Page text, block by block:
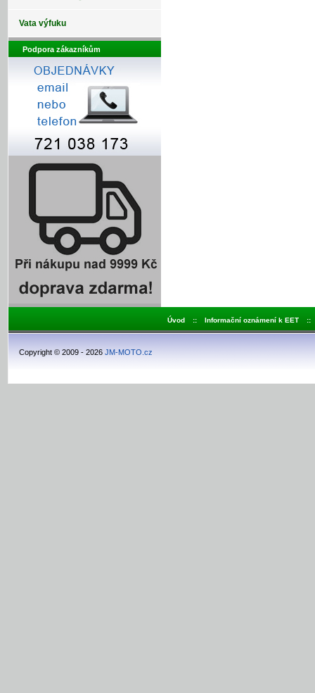
Vata výfuku
Podpora zákazníkům
Úvod :: Informační oznámení k EET ::
Copyright © 2009 - 2026 JM-MOTO.cz